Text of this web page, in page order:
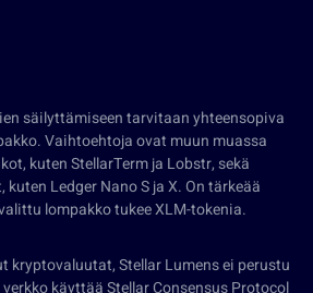
säilyttämiseen tarvitaan yhteensopiva
Vaihtoehtoja ovat muun muassa
kuten StellarTerm ja Lobstr, sekä
Ledger Nano S ja X. On tärkeää
lompakko tukee XLM-tokenia.
kryptovaluutat, Stellar Lumens ei perustu
käyttää Stellar Consensus Protocol